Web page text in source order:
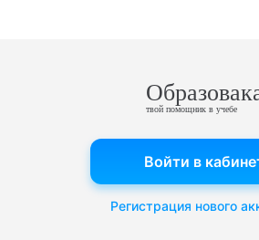
твой помощник в учебе
Войти в
Регистрация нового